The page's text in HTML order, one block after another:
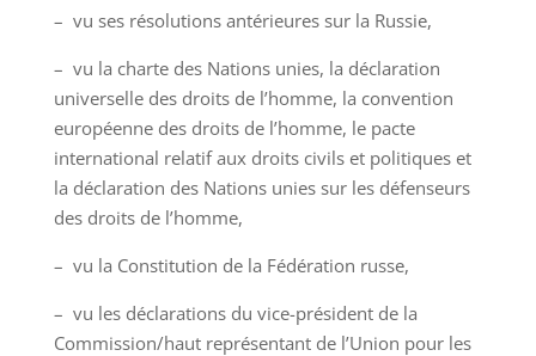
– vu ses résolutions antérieures sur la Russie,
– vu la charte des Nations unies, la déclaration
universelle des droits de l’homme, la convention
européenne des droits de l’homme, le pacte
international relatif aux droits civils et politiques et
la déclaration des Nations unies sur les défenseurs
des droits de l’homme,
– vu la Constitution de la Fédération russe,
– vu les déclarations du vice-président de la
Commission/haut représentant de l’Union pour les